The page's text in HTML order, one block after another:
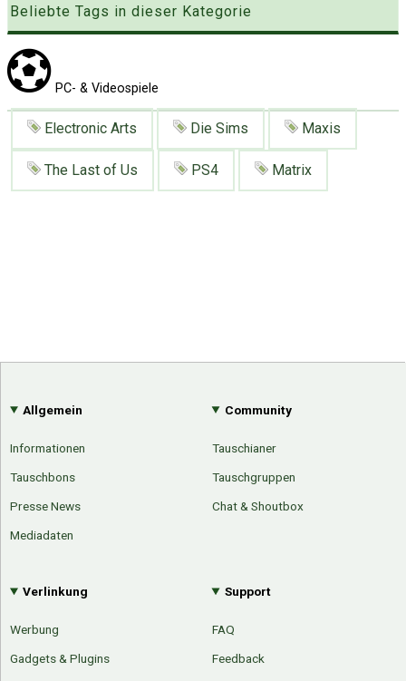
Beliebte Tags in dieser Kategorie
PC- & Videospiele
Electronic Arts Die Sims Maxis
The Last of Us PS4 Matrix
Allgemein
Informationen
Tauschbons
Presse News
Mediadaten
Community
Tauschianer
Tauschgruppen
Chat & Shoutbox
Verlinkung
Werbung
Gadgets & Plugins
Support
FAQ
Feedback